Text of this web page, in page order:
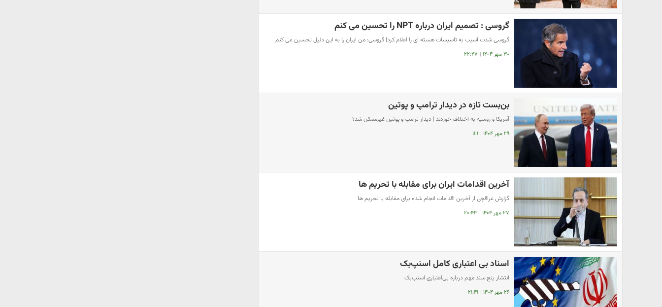
گروسی : تصمیم ایران درباره NPT را تحسین می کنم
گروسی شدت آسیب به تاسیسات هسته ای را اعلام کرد| گروسی: من ایران را به این دلیل تحسین می کنم
۳۰ مهر ۱۴۰۴ | ۲۲:۲۷
بن‌بست تازه در دیدار ترامپ و پوتین
آمریکا و روسیه به اختلاف خوردند | دیدار ترامپ و پوتین غیرممکن شد؟
۲۹ مهر ۱۴۰۴ | ۱۱:۱
آخرین اقدامات ایران برای مقابله با تحریم ها
گزارش عراقچی از آخرین اقدامات انجام شده برای مقابله با تحریم ها
۲۷ مهر ۱۴۰۴ | ۲۰:۴۳
اسناد بی اعتباری کامل اسنپ‌بک
انتشار پنج سند مهم درباره بی‌اعتباری اسنپ‌بک
۲۶ مهر ۱۴۰۴ | ۲۱:۴۱